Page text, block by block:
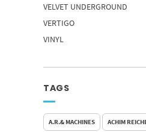
VELVET UNDERGROUND
VERTIGO
VINYL
TAGS
A.R.& MACHINES ACHIM